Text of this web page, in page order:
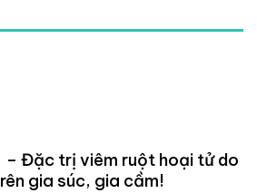
– Đặc trị viêm ruột hoại tử do
gia súc, gia cầm!